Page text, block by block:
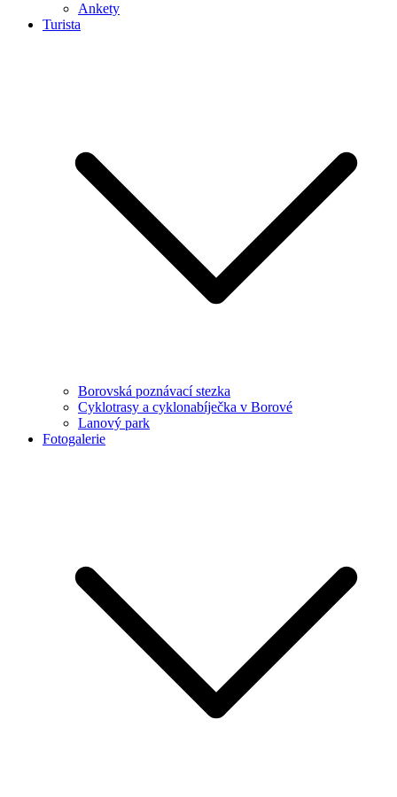
Ankety
Turista
Borovská poznávací stezka
Cyklotrasy a cyklonabíječka v Borové
Lanový park
Fotogalerie